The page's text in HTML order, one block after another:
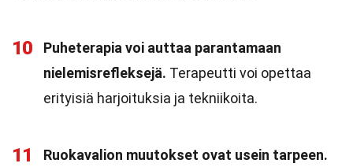
10
Puheterapia voi auttaa parantamaan
nielemisrefleksejä. Terapeutti voi opettaa
erityisiä harjoituksia ja tekniikoita.
11
Ruokavalion muutokset ovat usein tarpeen.